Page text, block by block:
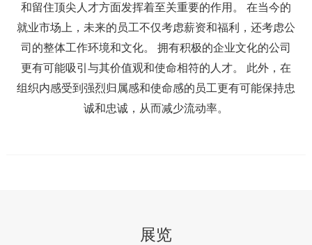
和留住顶尖人才方面发挥着至关重要的作用。 在当今的
就业市场上，未来的员工不仅考虑薪资和福利，还考虑公
司的整体工作环境和文化。 拥有积极的企业文化的公司
更有可能吸引与其价值观和使命相符的人才。 此外，在
组织内感受到强烈归属感和使命感的员工更有可能保持忠
诚和忠诚，从而减少流动率。
展览